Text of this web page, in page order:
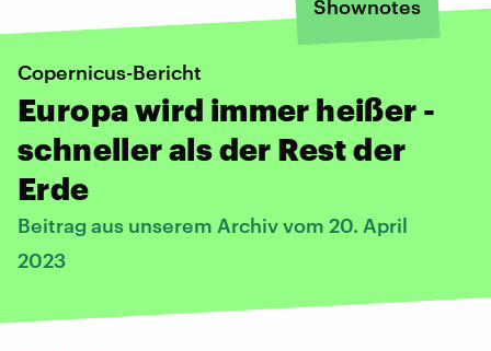
Shownotes
Copernicus-Bericht
Europa wird immer heißer -
schneller als der Rest der
Erde
Beitrag aus unserem Archiv vom 20. April
2023